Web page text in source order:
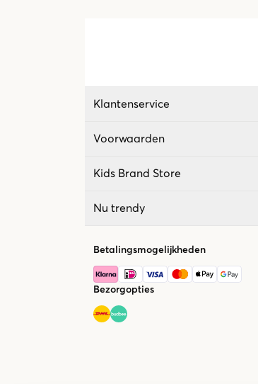
Klantenservice
Voorwaarden
Kids Brand Store
Nu trendy
Betalingsmogelijkheden
Bezorgopties